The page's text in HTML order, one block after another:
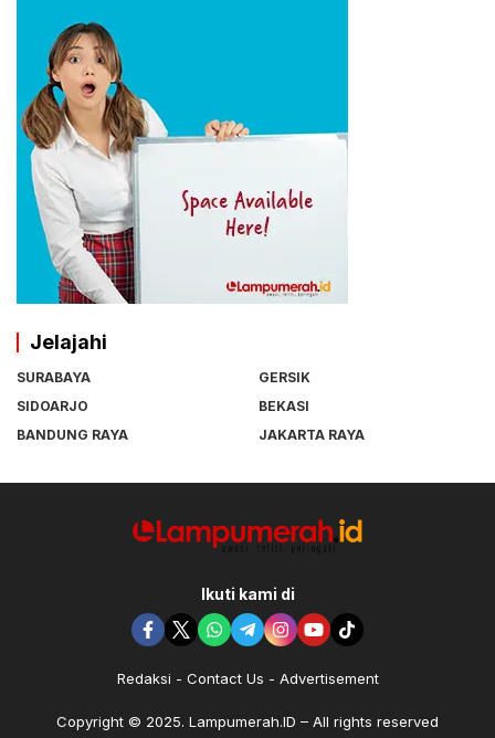
Jelajahi
SURABAYA
GERSIK
SIDOARJO
BEKASI
BANDUNG RAYA
JAKARTA RAYA
Ikuti kami di
Redaksi Contact Us Advertisement
Copyright © 2025. Lampumerah.ID – All rights reserved